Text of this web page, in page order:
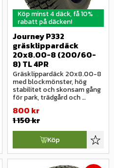
till i favoriter
Köp minst 4 däck, få 10%
rabatt på däcken!
Journey P332
gräsklippardäck
20x8.00-8 (200/60-
8) TL 4PR
Gräsklippardäck 20x8.00-8
med blockmönster, hög
stabilitet och skonsam gång
för park, trädgård och
grönytemaskiner.
800 kr
1 150kr
Lägg
Köp